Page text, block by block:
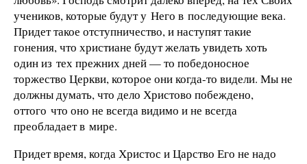
учеников, которые будут у Него в последующие века.
Придет такое отступничество, и наступят такие
гонения, что христиане будут желать увидеть хоть
один из тех прежних дней — то победоносное
торжество Церкви, которое они когда-то видели. Мы не
должны думать, что дело Христово побеждено,
оттого что оно не всегда видимо и не всегда
преобладает в мире.
Придет время, когда Христос и Царство Его не надо